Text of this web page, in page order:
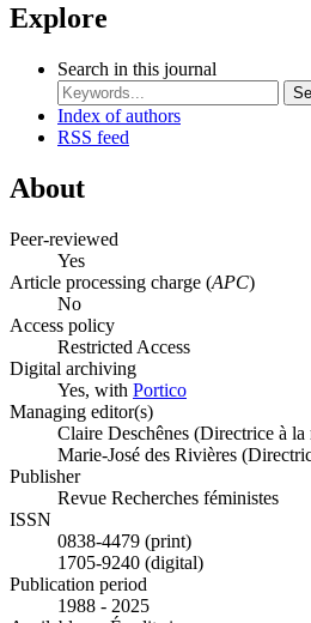
Explore
Search in this journal
Index of authors
RSS feed
About
Peer-reviewed
Yes
Article processing charge (APC)
No
Access policy
Restricted Access
Digital archiving
Yes, with Portico
Managing editor(s)
Claire Deschênes (Directrice à la
Marie-José des Rivières
Publisher
Revue Recherches féministes
ISSN
0838-4479 (print)
1705-9240 (digital)
Publication period
1988 - 2025